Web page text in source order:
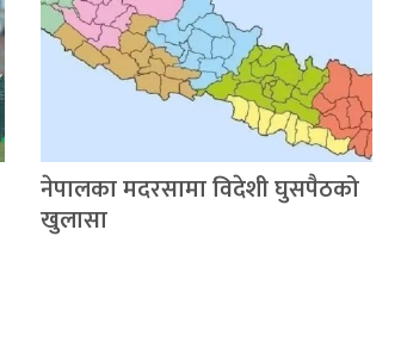
नेपालका मदरसामा विदेशी घुसपैठको
खुलासा